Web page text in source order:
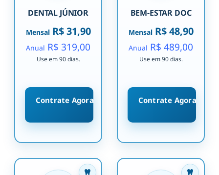
DENTAL JÚNIOR
MensalR$ 31,90
Anual R$ 319,00
Use em 90 dias.
Contrate Agora
BEM-ESTAR DOC
MensalR$ 48,90
Anual R$ 489,00
Use em 90 dias.
Contrate Agora